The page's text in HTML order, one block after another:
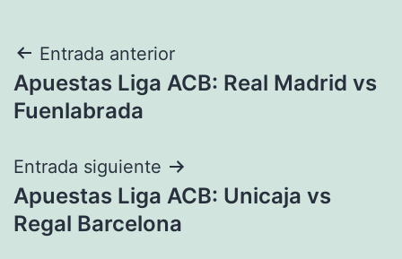
Navegación
de
Entrada anterior
Apuestas Liga ACB: Real Madrid vs
Fuenlabrada
Entrada siguiente
Apuestas Liga ACB: Unicaja vs
Regal Barcelona